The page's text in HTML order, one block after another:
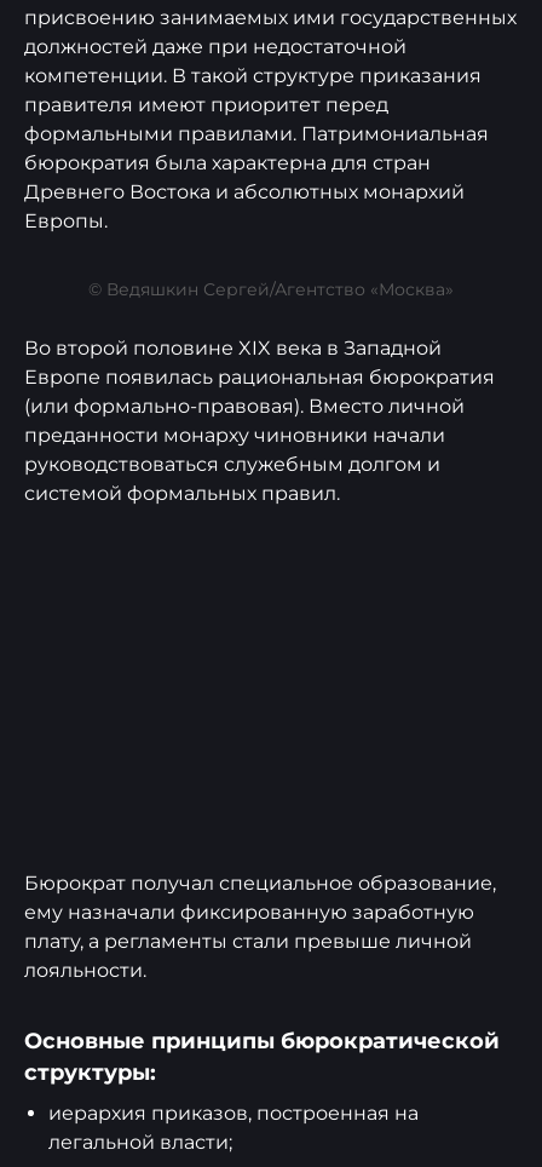
присвоению занимаемых ими государственных
должностей даже при недостаточной
компетенции. В такой структуре приказания
правителя имеют приоритет перед
формальными правилами. Патримониальная
бюрократия была характерна для стран
Древнего Востока и абсолютных монархий
Европы.
© Ведяшкин Сергей/Агентство «Москва»
Во второй половине XIX века в Западной
Европе появилась рациональная бюрократия
(или формально-правовая). Вместо личной
преданности монарху чиновники начали
руководствоваться служебным долгом и
системой формальных правил.
Бюрократ получал специальное образование,
ему назначали фиксированную заработную
плату, а регламенты стали превыше личной
лояльности.
Основные принципы бюрократической
структуры:
иерархия приказов, построенная на
легальной власти;